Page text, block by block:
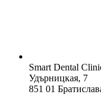
Smart Dental
Удърницкая, 7
851 01